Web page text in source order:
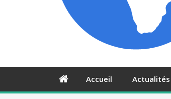
Accueil Actualités